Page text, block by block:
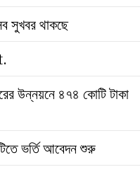
সুখবর থাকছে
উন্নয়নে ৪৭৪ কোটি টাকা
ভর্তি আবেদন শুরু